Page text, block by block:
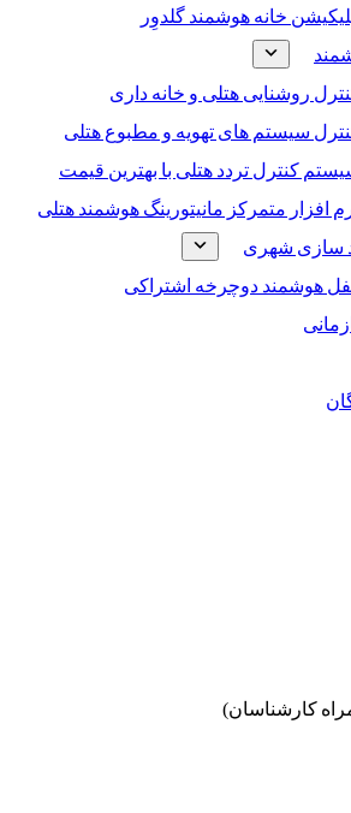
خانه هوشمند گلدوِر
روشنایی هتلی و خانه داری
سیستم های تهویه و مطبوع هتلی
کنترل تردد هتلی با بهترین قیمت
افزار متمرکز مانیتورینگ هوشمند هتلی
سازی شهری
هوشمند دوچرخه اشتراکی